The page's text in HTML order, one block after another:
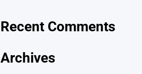
Recent Comments
Archives